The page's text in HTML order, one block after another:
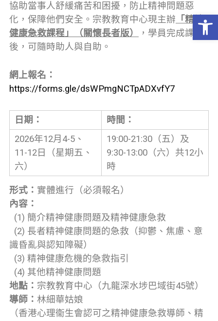
協助當事人舒緩痛苦和困擾，防止精神問題惡
化，保障他們安全。宗教教育中心現主辦 「精神
健康急救課程」（關懷長者版）
，學員完成課程
後，可隨時助人與自助。
網上報名：
https://forms.gle/dsWPmgNCTpADXvfY7
日期：
時間：
2026年12月4-5、
11-12日（星期五、
六）
19:00-21:30（五）及
9:30-13:00（六）共12小
時
形式： 實體進行（必須報名）
內容：
(1) 簡介精神健康問題及精神健康急救
(2) 長者精神健康問題的急救（抑鬱、焦慮、意
識昏亂與認知障礙）
(3) 精神健康危機的急救指引
(4) 其他精神健康問題
地點： 宗教教育中心（九龍深水埗巴域街45號）
導師： 林細華姑娘
（香港心理衞生會認可之精神健康急救導師、精